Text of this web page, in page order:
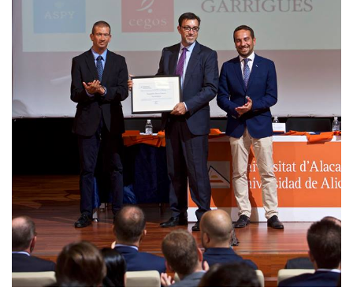
Premios Empresa Universidad 2018 |
Novena Edición | Alejandro Moya |